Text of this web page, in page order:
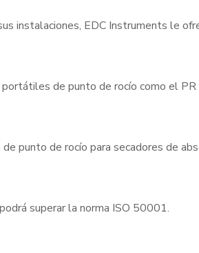
instalaciones, EDC Instruments le
de punto de rocío como el
punto de rocío para secadores de
superar la norma ISO 50001.